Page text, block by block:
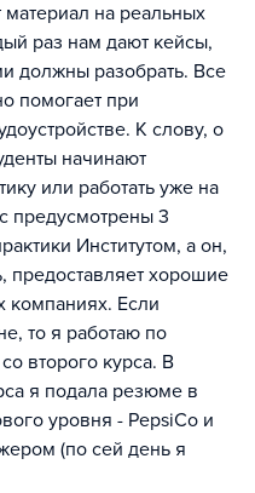
на реальных
раз нам дают кейсы,
должны разобрать. Все
помогает при
К слову, о
начинают
или работать уже на
предусмотрены 3
Институтом, а он,
предоставляет хорошие
компаниях. Если
то я работаю по
второго курса. В
я подала резюме в
уровня - PepsiCo и
(по сей день я